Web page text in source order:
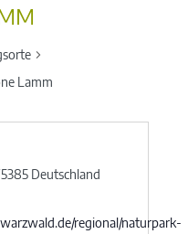
Lamm
Deutschland
regional/naturpark-